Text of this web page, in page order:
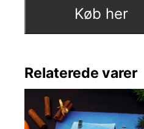
Køb her
Relaterede varer